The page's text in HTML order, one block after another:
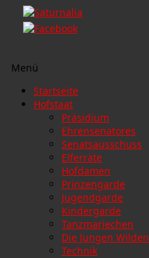
Menü
Zum
Inhalt
Startseite
Hofstaat
Präsidium
Ehrensenatores
Senatsausschuss
Elferräte
Hofdamen
Prinzengarde
Jugendgarde
Kindergarde
Tanzmariechen
Die Jungen Wilden
Technik